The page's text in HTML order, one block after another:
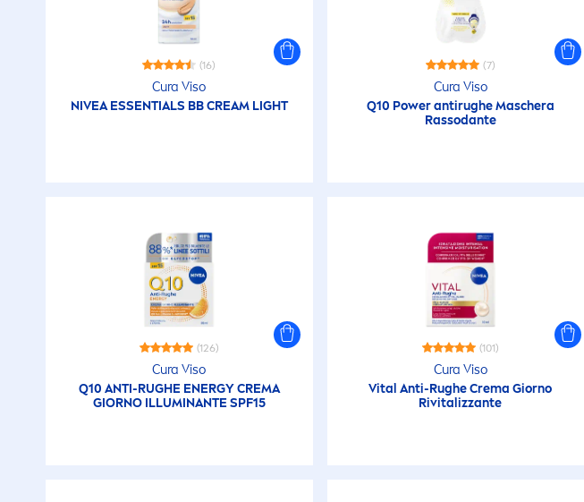
(16)
Cura Viso
NIVEAESSENTIALS BB CREAM LIGHT
(7)
Cura Viso
Q10 Power antirughe Maschera
Rassodante
(126)
Cura Viso
Q10 ANTI-RUGHE ENERGY CREMA
GIORNO ILLUMINANTE SPF15
(101)
Cura Viso
Vital Anti-Rughe Crema Giorno
Rivitalizzante